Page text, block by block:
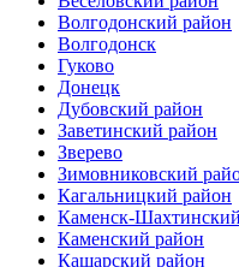
Волгодонский район
Волгодонск
Гуково
Донецк
Дубовский район
Заветинский район
Зверево
Зимовниковский
Кагальницкий район
Каменск-Шахтинский
Каменский район
Кашарский район